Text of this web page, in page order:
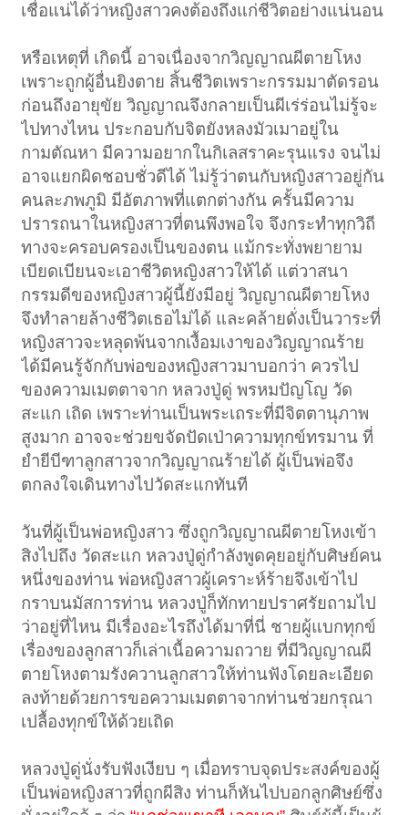
เชื่อแน่ได้ว่าหญิงสาวคงต้องถึงแก่ชีวิตอย่างแน่นอน
หรือเหตุที่ เกิดนี้ อาจเนื่องจากวิญญาณผีตายโหง
เพราะถูกผู้อื่นยิงตาย สิ้นชีวิตเพราะกรรมมาตัดรอน
ก่อนถึงอายุขัย วิญญาณจึงกลายเป็นผีเร่ร่อนไม่รู้จะ
ไปทางไหน ประกอบกับจิตยังหลงมัวเมาอยู่ใน
กามตัณหา มีความอยากในกิเลสราคะรุนแรง จนไม่
อาจแยกผิดชอบชั่วดีได้ ไม่รู้ว่าตนกับหญิงสาวอยู่กัน
คนละภพภูมิ มีอัตภาพที่แตกต่างกัน ครั้นมีความ
ปรารถนาในหญิงสาวที่ตนพึงพอใจ จึงกระทำทุกวิถี
ทางจะครอบครองเป็นของตน แม้กระทั่งพยายาม
เบียดเบียนจะเอาชีวิตหญิงสาวให้ได้ แต่วาสนา
กรรมดีของหญิงสาวผู้นี้ยังมีอยู่ วิญญาณผีตายโหง
จึงทำลายล้างชีวิตเธอไม่ได้ และคล้ายดั่งเป็นวาระที่
หญิงสาวจะหลุดพ้นจากเงื้อมเงาของวิญญาณร้าย
ได้มีคนรู้จักกับพ่อของหญิงสาวมาบอกว่า ควรไป
ของความเมตตาจาก หลวงปู่ดู่ พรหมปัญโญ วัด
สะแก เถิด เพราะท่านเป็นพระเถระที่มีจิตตานุภาพ
สูงมาก อาจจะช่วยขจัดปัดเป่าความทุกข์ทรมาน ที่
ยำยีบีฑาลูกสาวจากวิญญาณร้ายได้ ผู้เป็นพ่อจึง
ตกลงใจเดินทางไปวัดสะแกทันที
วันที่ผู้เป็นพ่อหญิงสาว ซึ่งถูกวิญญาณผีตายโหงเข้า
สิงไปถึง วัดสะแก หลวงปู่ดู่กำลังพูดคุยอยู่กับศิษย์คน
หนึ่งของท่าน พ่อหญิงสาวผู้เคราะห์ร้ายจึงเข้าไป
กราบนมัสการท่าน หลวงปู่ก็ทักทายปราศรัยถามไป
ว่าอยู่ที่ไหน มีเรื่องอะไรถึงได้มาที่นี่ ชายผู้แบกทุกข์
เรื่องของลูกสาวก็เล่าเนื้อความถวาย ที่มีวิญญาณผี
ตายโหงตามรังควานลูกสาวให้ท่านฟังโดยละเอียด
ลงท้ายด้วยการขอความเมตตาจากท่านช่วยกรุณา
เปลื้องทุกข์ให้ด้วยเถิด
หลวงปู่ดู่นั่งรับฟังเงียบ ๆ เมื่อทราบจุดประสงค์ของผู้
เป็นพ่อหญิงสาวที่ถูกผีสิง ท่านก็หันไปบอกลูกศิษย์ซึ่ง